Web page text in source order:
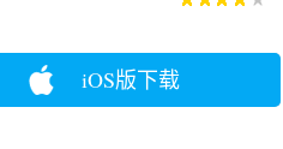
iOS版下载